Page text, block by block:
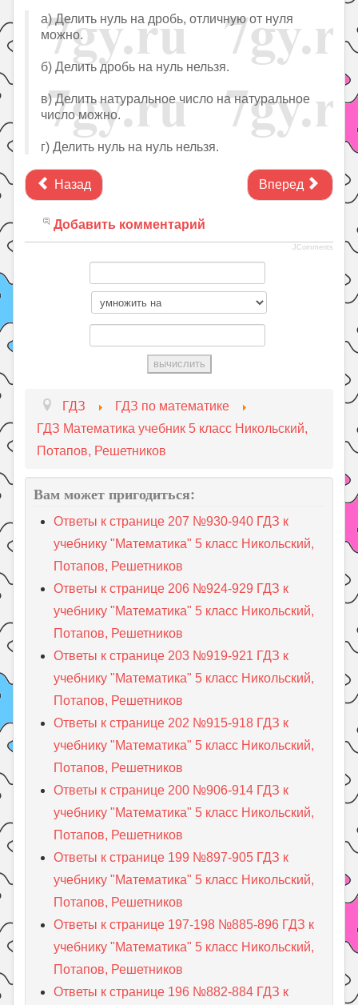
а) Делить нуль на дробь, отличную от нуля
можно.
б) Делить дробь на нуль нельзя.
в) Делить натуральное число на натуральное
число можно.
г) Делить нуль на нуль нельзя.
Назад Вперед
Добавить комментарий
JComments
ГДЗ
ГДЗ по математике
ГДЗ Математика учебник 5 класс Никольский,
Потапов, Решетников
Вам может пригодиться:
Ответы к странице 207 №930-940 ГДЗ к
учебнику "Математика" 5 класс Никольский,
Потапов, Решетников
Ответы к странице 206 №924-929 ГДЗ к
учебнику "Математика" 5 класс Никольский,
Потапов, Решетников
Ответы к странице 203 №919-921 ГДЗ к
учебнику "Математика" 5 класс Никольский,
Потапов, Решетников
Ответы к странице 202 №915-918 ГДЗ к
учебнику "Математика" 5 класс Никольский,
Потапов, Решетников
Ответы к странице 200 №906-914 ГДЗ к
учебнику "Математика" 5 класс Никольский,
Потапов, Решетников
Ответы к странице 199 №897-905 ГДЗ к
учебнику "Математика" 5 класс Никольский,
Потапов, Решетников
Ответы к странице 197-198 №885-896 ГДЗ к
учебнику "Математика" 5 класс Никольский,
Потапов, Решетников
Ответы к странице 196 №882-884 ГДЗ к